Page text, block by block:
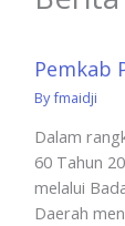
Pemkab
Byfmaidji
Dalam
60 Tahun
melalui
Daerah